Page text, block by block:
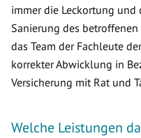
immer die Leckortung
Sanierung des
das Team der Fachleute
korrekter Abwicklung in
Versicherung mit Rat und
Welche Leistungen